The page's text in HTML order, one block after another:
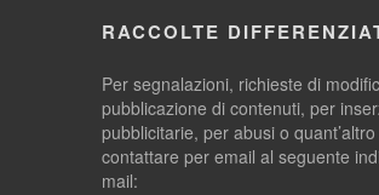
RACCOLTE
Per segnalazioni, richieste di
pubblicazione di contenuti, per
pubblicitarie, per abusi o
contattare per email al seguente
mail: